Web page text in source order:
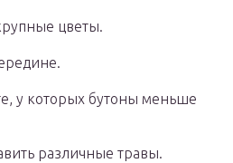
цветы.
у которых бутоны меньше
различные травы.